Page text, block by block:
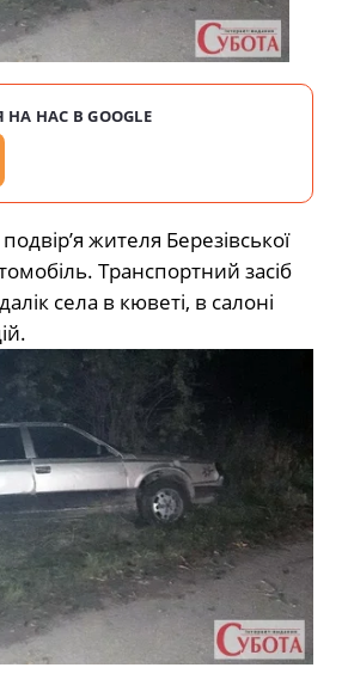
НАС В GOOGLE
жителя Березівської
Транспортний засіб
села в кюветі, в салоні